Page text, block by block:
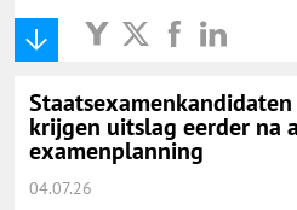
Staatsexamenkandidaten
krijgen uitslag eerder na
examenplanning
04.07.26